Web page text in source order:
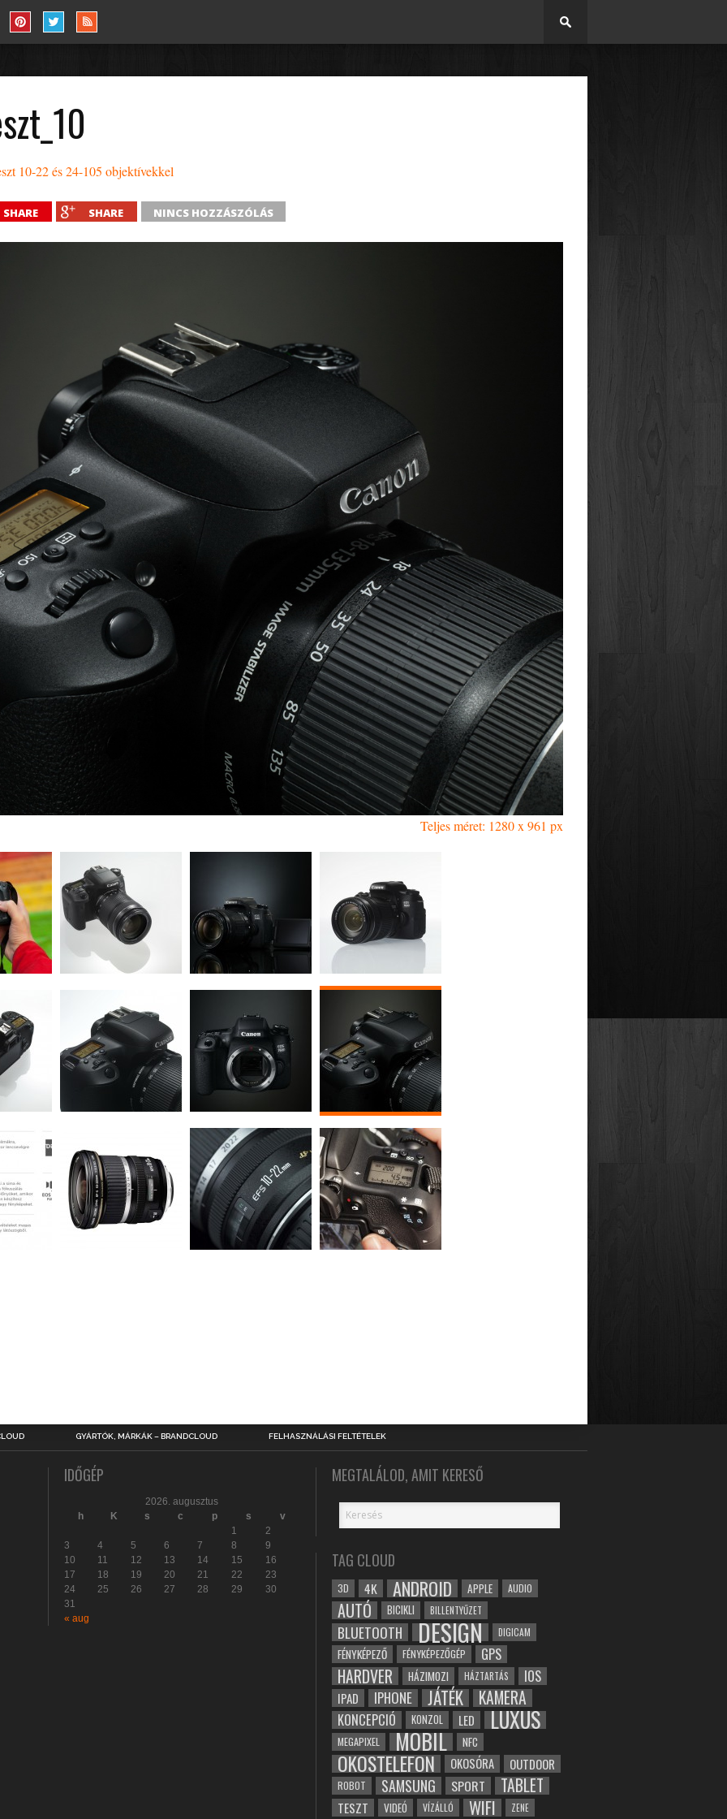
10-22 és 24-105 objektívekkel
SHARE SHARE NINCS HOZZÁSZÓLÁS
Teljes méret: 1280 x 961 px
GYÁRTÓK, MÁRKÁK – BRANDCLOUD FELHASZNÁLÁSI FELTÉTELEK
IDŐGÉP
2026. augusztus
h
K s c p s
v
1
2
3
4 5 6 7 8
9
10
11 12 13 14 15
16
17
18 19 20 21 22
23
24
25 26 27 28 29
30
31
« aug
MEGTALÁLOD, AMIT KERESŐ
TAG CLOUD
3D 4K ANDROID APPLE AUDIO
AUTÓ BICIKLI BILLENTYŰZET
BLUETOOTH DESIGN DIGICAM
FÉNYKÉPEZŐ FÉNYKÉPEZŐGÉP GPS
HARDVER HÁZIMOZI HÁZTARTÁS IOS
IPAD IPHONE JÁTÉK KAMERA
KONCEPCIÓ KONZOL LED LUXUS
MEGAPIXEL MOBIL NFC
OKOSTELEFON OKOSÓRA OUTDOOR
ROBOT SAMSUNG SPORT TABLET
TESZT VIDEÓ VÍZÁLLÓ WIFI ZENE